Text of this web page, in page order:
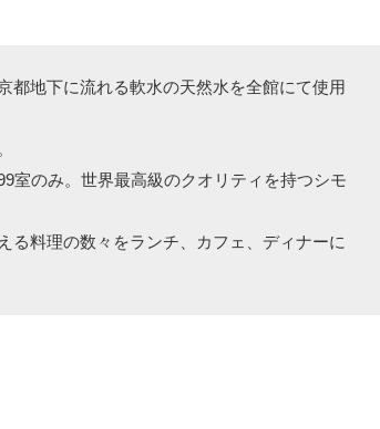
都地下に流れる軟水の天然水を全館にて使用
室のみ。世界最高級のクオリティを持つシモ
る料理の数々をランチ、カフェ、ディナーに